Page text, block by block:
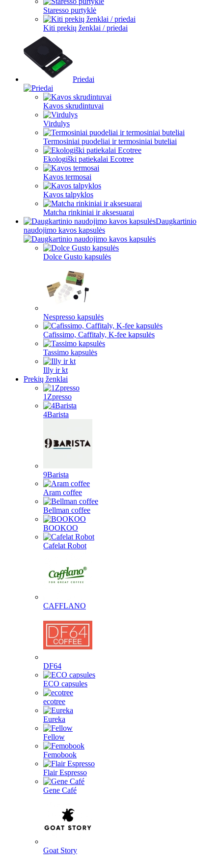
Staresso purtyklė
Kiti prekių ženklai / priedai
Priedai
Kavos skrudintuvai
Virdulys
Termosiniai puodeliai ir termosiniai buteliai
Ekologiški patiekalai Ecotree
Kavos termosai
Kavos talpyklos
Matcha rinkiniai ir aksesuarai
Daugkartinio
naudojimo kavos kapsulės
Dolce Gusto kapsulės
Nespresso kapsulės
Cafissimo, Caffitaly, K-fee kapsulės
Tassimo kapsulės
Illy ir kt
Prekių ženklai
1Zpresso
4Barista
9Barista
Aram coffee
Bellman coffee
BOOKOO
Cafelat Robot
CAFFLANO
DF64
ECO capsules
ecotree
Eureka
Fellow
Femobook
Flair Espresso
Gene Café
Goat Story